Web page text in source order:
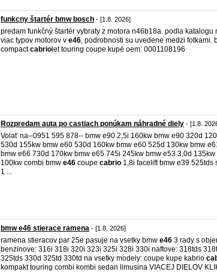
funkcny štartér bmw bosch - [1.8. 2026]
predam funkčný štartér vybraty z motora n46b18a. podla katalogu
viac typov motorov v e46, podrobnosti su uvedene medzi fotkami.
compactcabrio let touring coupe kupé oem: 0001108196
Rozpredam auta po castiach ponúkam náhradné diely - [1.8.
Volať na--0951 595 878-- bmw e90 2,5i 160kw bmw e90 320d
530d 155kw bmw e60 530d 160kw bmw e60 525d 130kw bmw
bmw e66 730d 170kw bmw e65 745i 245kw bmw e53 3,0d 135kw
100kw combi bmw e46 coupe cabrio 1,8i facelift bmw e39 525tds
1 ...
bmw e46 stierace ramena - [1.8. 2026]
ramena stieracov par 25e pasuje na vsetky bmw e46 3 rady s
benzinove: 316i 318i 320i 323i 325i 328i 330i naftove: 318tds
325tds 330d 325td 330td na vsetky modely: coupe kupe kabrio
kompakt touring combi kombi sedan limusina VIACEJ DIELOV